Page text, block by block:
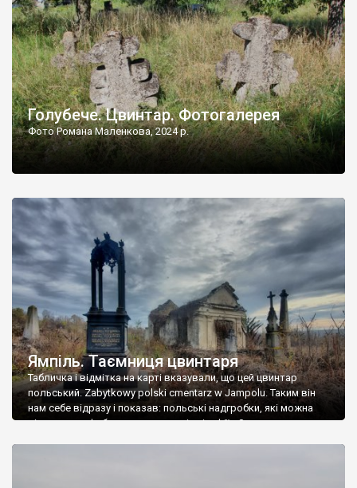
Голубече. Цвинтар. Фотогалерея
Фото Романа Маленкова, 2024 р.
Ямпіль. Таємниця цвинтаря
Табличка і відмітка на карті вказували, що цей цвинтар
польський. Zabytkowy polski cmentarz w Jampolu. Таким він
нам себе відразу і показав: польські надгробки, які можна
віднести до фабричних, польські епітафії… Загалом цвинтар